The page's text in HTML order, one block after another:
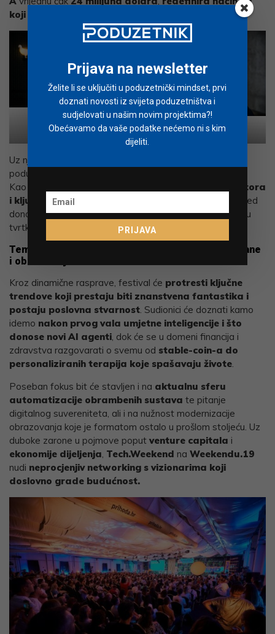
koji najveće svjetske korporacije razvijaju softver.
Ivan Burazin
Moaffak Ahmed
Uz njega, u Rovinj stiže i
poduzetnik poznat kao „dobri duh“ finske startup scene.
Kao jedan od
najutjecajnijih europskih angel investitora
i ključna figura iza finskog tehnološkog čuda
, Ahmed
donosi neprocjenjive uvide u to kako se grade i financiraju
tvrtke koje mijenjaju svijet.
Teme koje kroje sutrašnjicu: Od AI agenata do obrane
i obrazovanja
Kroz dinamične rasprave, festival će protresti ključne
trendove koji prestaju biti znanstvena fantastika i
postaju poslovna stvarnost. Sudionici će doznati kamo
idemo nakon prvog vala umjetne inteligencije i što
donose novi AI agenti, dok će se u domeni financija i
zdravstva razgovarati o svemu od stable-coin-a do
personaliziranih terapija koje spašavaju živote.
Poseban fokus bit će stavljen i na aktualnu sferu
automatizacije obrambenih sustava te pitanje
digitalnog suvereniteta, ali i na nužnost modernizacije
obrazovanja koje je formatom ostalo u prošlom stoljeću. Uz
duboke zarone u pojmove poput venture capitala i
ekonomije dijeljenja, Tech.Weekend na Weekendu.19
nudi neprocjenjiv networking s vizionarima koji
doslovno grade budućnost.
Prijava na newsletter
Želite li se uključiti u poduzetnički mindset, prvi
doznati novosti iz svijeta poduzetništva i
sudjelovati u našim novim projektima?!
Obećavamo da vaše podatke nećemo ni s kim
dijeliti.
PRIJAVA